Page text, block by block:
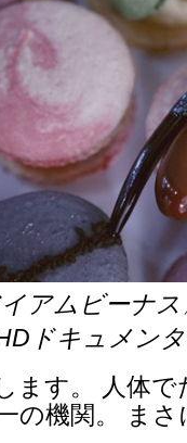
アムビーナ
ドキュメン
ます。 人体
の機関。 ま